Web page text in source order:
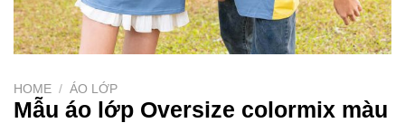
HOME / ÁO LỚP
Mẫu áo lớp Oversize colormix màu